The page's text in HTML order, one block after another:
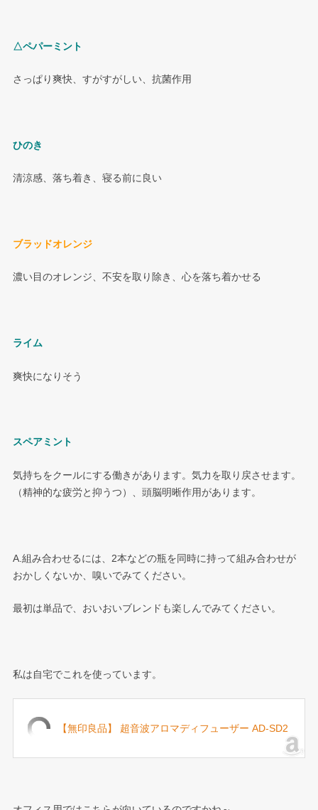
△ペパーミント
さっぱり爽快、すがすがしい、抗菌作用
ひのき
清涼感、落ち着き、寝る前に良い
ブラッドオレンジ
濃い目のオレンジ、不安を取り除き、心を落ち着かせる
ライム
爽快になりそう
スペアミント
気持ちをクールにする働きがあります。気力を取り戻させます。
（精神的な疲労と抑うつ）、頭脳明晰作用があります。
A.組み合わせるには、2本などの瓶を同時に持って組み合わせが
おかしくないか、嗅いでみてください。
最初は単品で、おいおいブレンドも楽しんでみてください。
私は自宅でこれを使っています。
【無印良品】 超音波アロマディフューザー AD-SD2